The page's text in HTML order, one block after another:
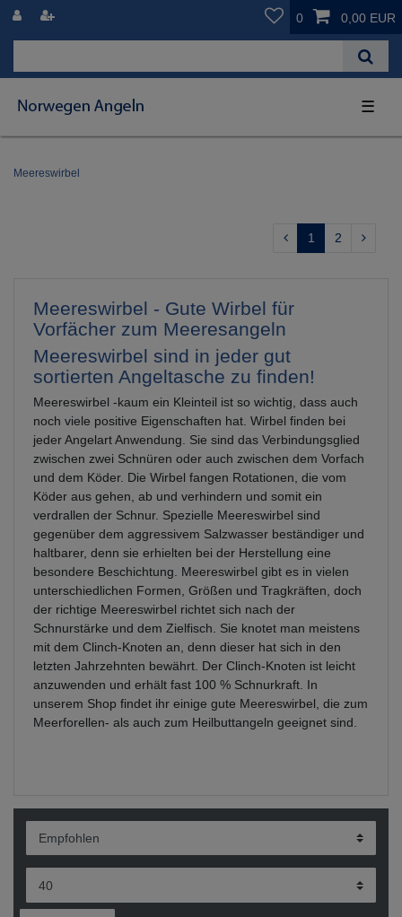
0 0,00 EUR
☰
Meereswirbel
1 2
Meereswirbel - Gute Wirbel für
Vorfächer zum Meeresangeln
Meereswirbel sind in jeder gut
sortierten Angeltasche zu finden!
Meereswirbel -kaum ein Kleinteil ist so wichtig, dass auch
noch viele positive Eigenschaften hat. Wirbel finden bei
jeder Angelart Anwendung. Sie sind das Verbindungsglied
zwischen zwei Schnüren oder auch zwischen dem Vorfach
und dem Köder. Die Wirbel fangen Rotationen, die vom
Köder aus gehen, ab und verhindern und somit ein
verdrallen der Schnur. Spezielle Meereswirbel sind
gegenüber dem aggressivem Salzwasser beständiger und
haltbarer, denn sie erhielten bei der Herstellung eine
besondere Beschichtung. Meereswirbel gibt es in vielen
unterschiedlichen Formen, Größen und Tragkräften, doch
der richtige Meereswirbel richtet sich nach der
Schnurstärke und dem Zielfisch. Sie knotet man meistens
mit dem Clinch-Knoten an, denn dieser hat sich in den
letzten Jahrzehnten bewährt. Der Clinch-Knoten ist leicht
anzuwenden und erhält fast 100 % Schnurkraft. In
unserem Shop findet ihr einige gute Meereswirbel, die zum
Meerforellen- als auch zum Heilbuttangeln geeignet sind.